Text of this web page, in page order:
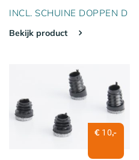
INCL. SCHUINE DOPPEN D
Bekijk product
€ 10,-